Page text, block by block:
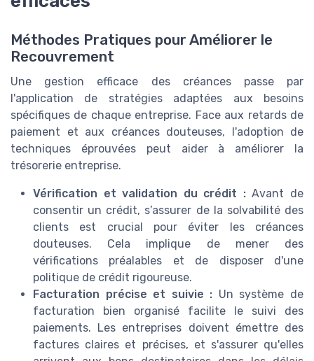
Méthodes Pratiques pour Améliorer le
Recouvrement
Une gestion efficace des créances passe par
l'application de stratégies adaptées aux besoins
spécifiques de chaque entreprise. Face aux retards de
paiement et aux créances douteuses, l'adoption de
techniques éprouvées peut aider à améliorer la
trésorerie entreprise.
Vérification et validation du crédit :Avant de
consentir un crédit, s’assurer de la solvabilité des
clients est crucial pour éviter les créances
douteuses. Cela implique de mener des
vérifications préalables et de disposer d'une
politique de crédit rigoureuse.
Facturation précise et suivie : Un système de
facturation bien organisé facilite le suivi des
paiements. Les entreprises doivent émettre des
factures claires et précises, et s'assurer qu'elles